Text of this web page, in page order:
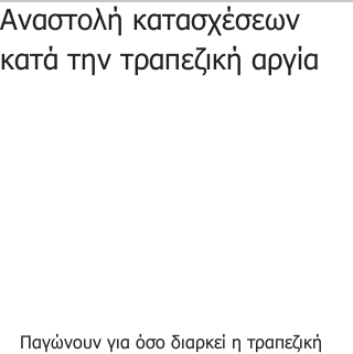
Αναστολή κατασχέσεων
κατά την τραπεζική αργία
Παγώνουν για όσο διαρκεί η τραπεζική